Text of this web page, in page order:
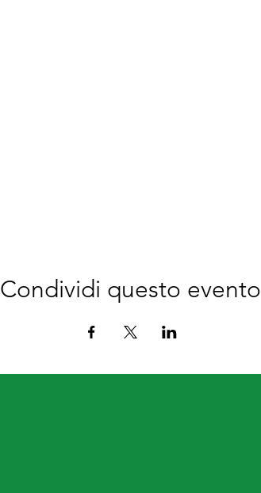
Condividi questo evento